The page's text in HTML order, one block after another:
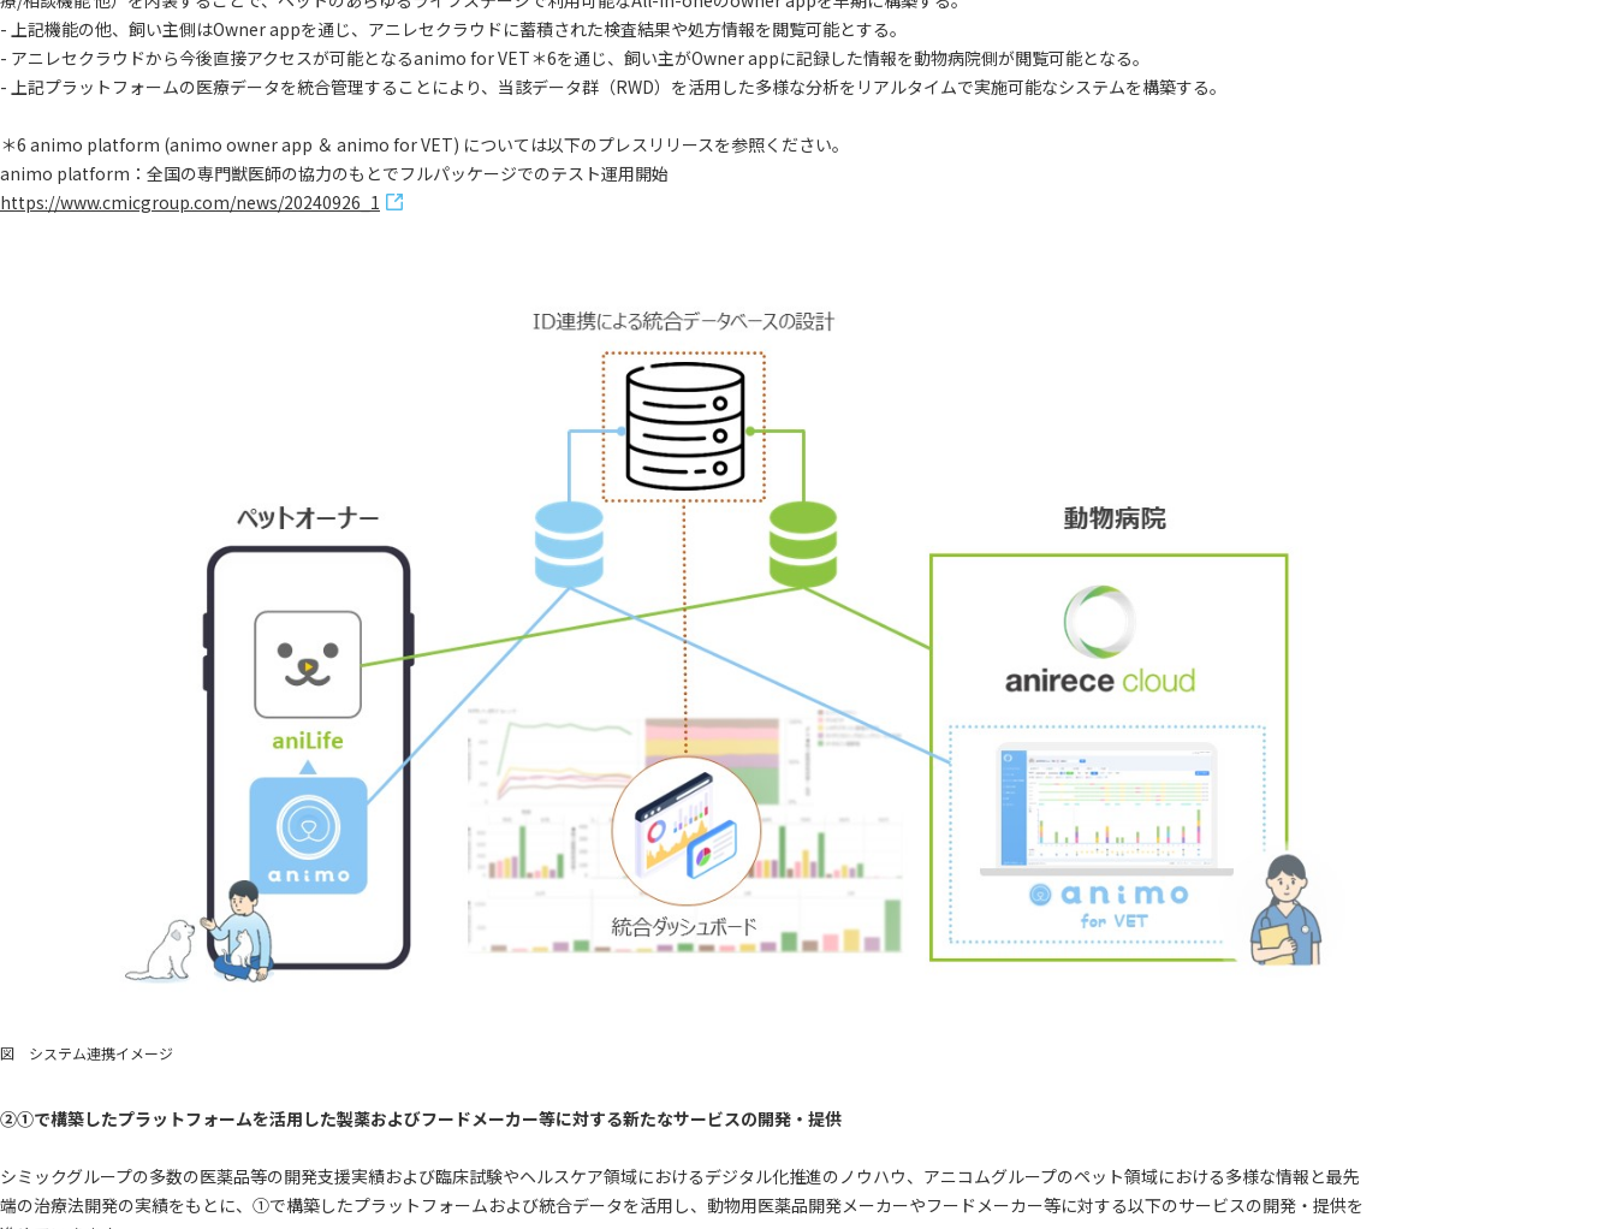
- 上記機能の他、飼い主側はOwner appを通じ、アニレセクラウドに蓄積された検査結果や処方情報を閲覧可能とする。
- アニレセクラウドから今後直接アクセスが可能となるanimo for VET＊6を通じ、飼い主がOwner appに記録した情報を動物病院側が閲覧可能となる。
- 上記プラットフォームの医療データを統合管理することにより、当該データ群（RWD）を活用した多様な分析をリアルタイムで実施可能なシステムを構築する。
＊6 animo platform (animo owner app ＆ animo for VET) については以下のプレスリリースを参照ください。
animo platform：全国の専門獣医師の協力のもとでフルパッケージでのテスト運用開始
https://www.cmicgroup.com/news/20240926_1
図 システム連携イメージ
②①で構築したプラットフォームを活用した製薬およびフードメーカー等に対する新たなサービスの開発・提供
シミックグループの多数の医薬品等の開発支援実績および臨床試験やヘルスケア領域におけるデジタル化推進のノウハウ、アニコムグループのペット領域における多様な情報と最先
端の治療法開発の実績をもとに、①で構築したプラットフォームおよび統合データを活用し、動物用医薬品開発メーカーやフードメーカー等に対する以下のサービスの開発・提供を